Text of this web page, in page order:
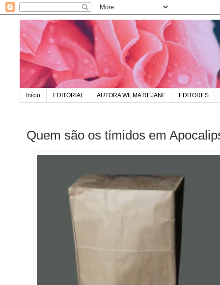
Início EDITORIAL AUTORA WILMA REJANE EDITORES
Quem são os tímidos em